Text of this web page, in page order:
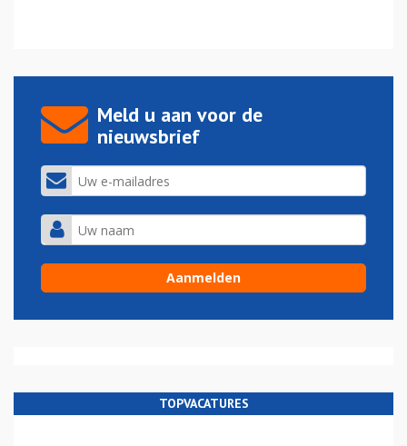
Meld u aan voor de
nieuwsbrief
TOPVACATURES